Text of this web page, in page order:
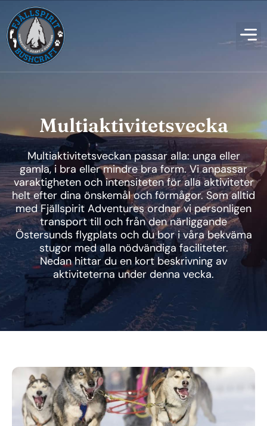
Multiaktivitetsvecka
Multiaktivitetsveckan passar alla: unga eller
gamla, i bra eller mindre bra form. Vi anpassar
varaktigheten och intensiteten för alla aktiviteter
helt efter dina önskemål och förmågor. Som alltid
med Fjällspirit Adventures ordnar vi personligen
transport till och från den närliggande
Östersunds flygplats och du bor i våra bekväma
stugor med alla nödvändiga faciliteter.
Nedan hittar du en kort beskrivning av
aktiviteterna under denna vecka.